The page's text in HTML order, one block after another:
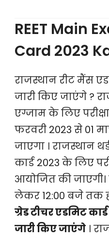
REET Main
Card 2023
राजस्थान रीट मैंस
जारी किए जाएंगे ?
एग्जाम के लिए
फरवरी 2023 से 01
जाएगा । राजस्थान
कार्ड 2023 के लिए
आयोजित की
लेकर 12:00 बजे तक
ग्रेड टीचर एडमिट
जारी किए जाएंगे ।